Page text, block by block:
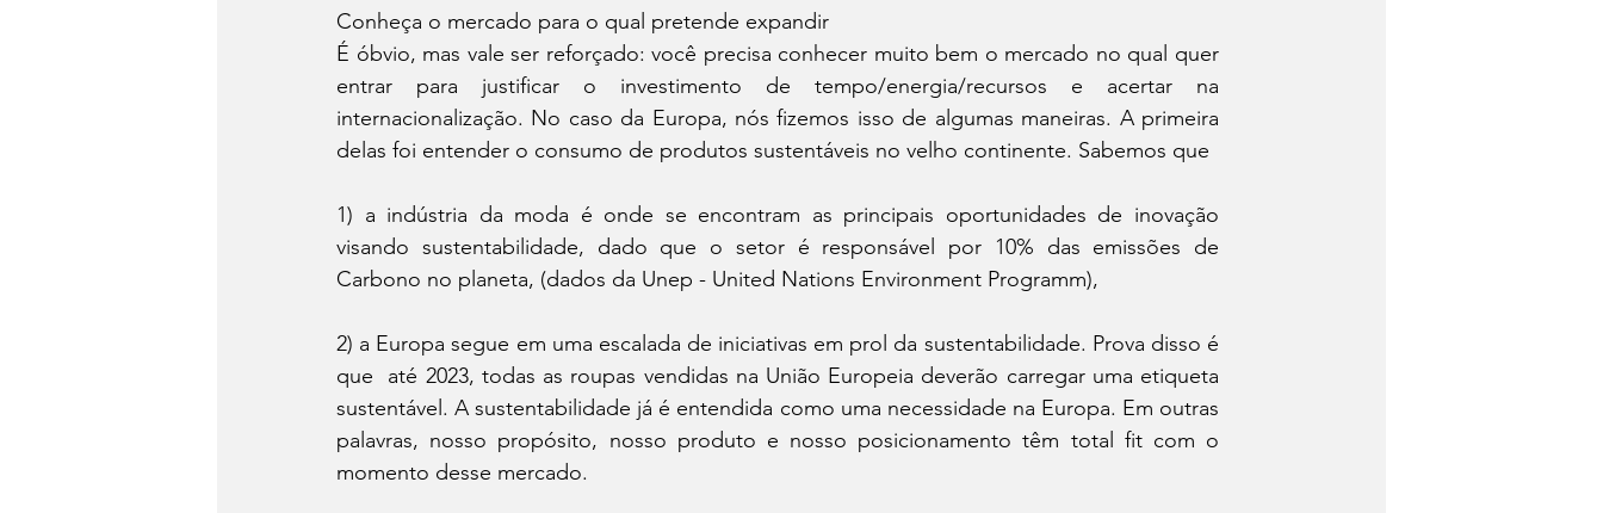
Conheça o mercado para o qual pretende expandir
É óbvio, mas vale ser reforçado: você precisa conhecer muito bem o mercado no qual quer
entrar para justificar o investimento de tempo/energia/recursos e acertar na
internacionalização. No caso da Europa, nós fizemos isso de algumas maneiras. A primeira
delas foi entender o consumo de produtos sustentáveis no velho continente. Sabemos que
1) a indústria da moda é onde se encontram as principais oportunidades de inovação
visando sustentabilidade, dado que o setor é responsável por 10% das emissões de
Carbono no planeta, (dados da Unep - United Nations Environment Programm),
2) a Europa segue em uma escalada de iniciativas em prol da sustentabilidade. Prova disso é
que  até 2023, todas as roupas vendidas na União Europeia deverão carregar uma etiqueta
sustentável. A sustentabilidade já é entendida como uma necessidade na Europa. Em outras
palavras, nosso propósito, nosso produto e nosso posicionamento têm total fit com o
momento desse mercado.